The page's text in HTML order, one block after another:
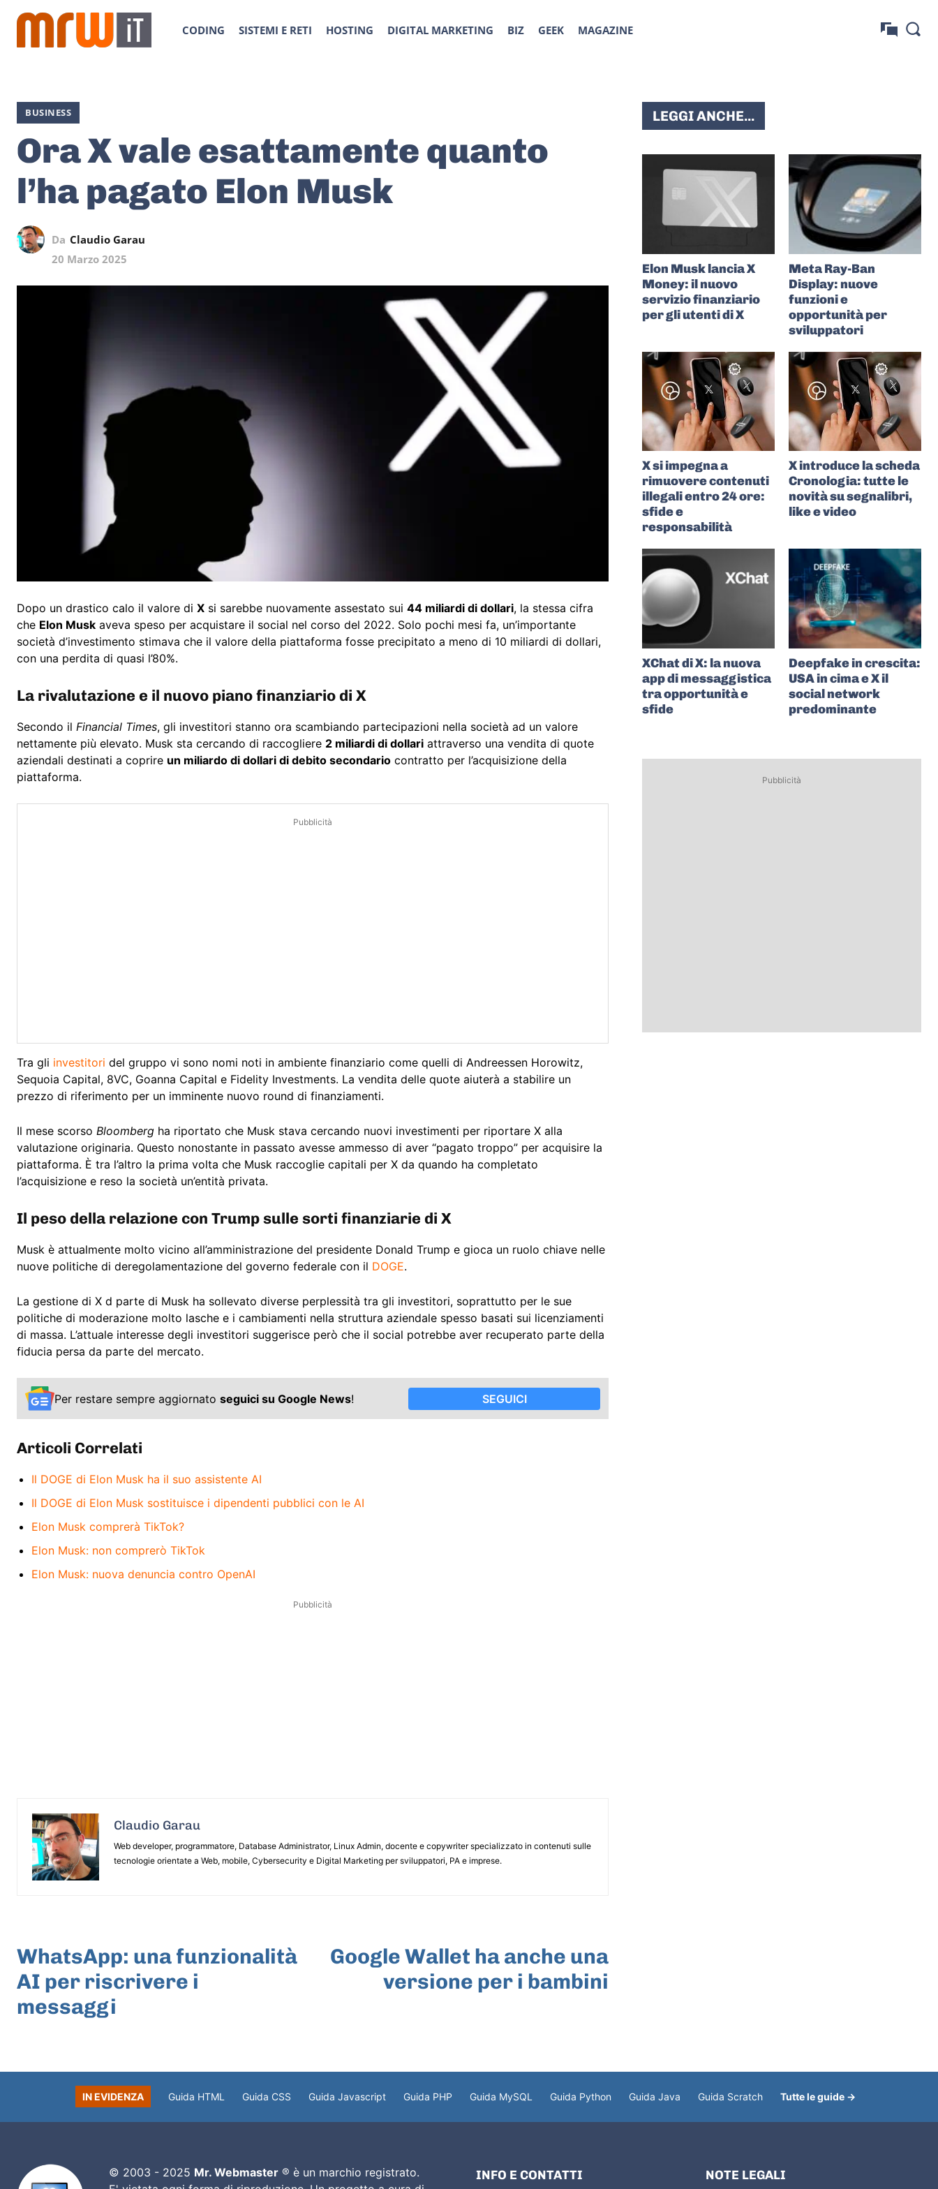
CODING SISTEMI E RETI HOSTING DIGITAL MARKETING BIZ GEEK MAGAZINE
BUSINESS
Ora X vale esattamente quanto
l’ha pagato Elon Musk
Da Claudio Garau
20 Marzo 2025
Dopo un drastico calo il valore di X si sarebbe nuovamente assestato sui 44 miliardi di dollari, la stessa cifra
che Elon Musk aveva speso per acquistare il social nel corso del 2022. Solo pochi mesi fa, un’importante
società d’investimento stimava che il valore della piattaforma fosse precipitato a meno di 10 miliardi di dollari,
con una perdita di quasi l’80%.
La rivalutazione e il nuovo piano finanziario di X
Secondo il Financial Times, gli investitori stanno ora scambiando partecipazioni nella società ad un valore
nettamente più elevato. Musk sta cercando di raccogliere 2 miliardi di dollari attraverso una vendita di quote
aziendali destinati a coprire un miliardo di dollari di debito secondario contratto per l’acquisizione della
piattaforma.
Pubblicità
Tra gli investitori del gruppo vi sono nomi noti in ambiente finanziario come quelli di Andreessen Horowitz,
Sequoia Capital, 8VC, Goanna Capital e Fidelity Investments. La vendita delle quote aiuterà a stabilire un
prezzo di riferimento per un imminente nuovo round di finanziamenti.
Il mese scorso Bloomberg ha riportato che Musk stava cercando nuovi investimenti per riportare X alla
valutazione originaria. Questo nonostante in passato avesse ammesso di aver “pagato troppo” per acquisire la
piattaforma. È tra l’altro la prima volta che Musk raccoglie capitali per X da quando ha completato
l’acquisizione e reso la società un’entità privata.
Il peso della relazione con Trump sulle sorti finanziarie di X
Musk è attualmente molto vicino all’amministrazione del presidente Donald Trump e gioca un ruolo chiave nelle
nuove politiche di deregolamentazione del governo federale con il DOGE.
La gestione di X d parte di Musk ha sollevato diverse perplessità tra gli investitori, soprattutto per le sue
politiche di moderazione molto lasche e i cambiamenti nella struttura aziendale spesso basati sui licenziamenti
di massa. L’attuale interesse degli investitori suggerisce però che il social potrebbe aver recuperato parte della
fiducia persa da parte del mercato.
Per restare sempre aggiornato seguici su Google News! SEGUICI
Articoli Correlati
Il DOGE di Elon Musk ha il suo assistente AI
Il DOGE di Elon Musk sostituisce i dipendenti pubblici con le AI
Elon Musk comprerà TikTok?
Elon Musk: non comprerò TikTok
Elon Musk: nuova denuncia contro OpenAI
Pubblicità
Claudio Garau
Web developer, programmatore, Database Administrator, Linux Admin, docente e copywriter specializzato in contenuti sulle
tecnologie orientate a Web, mobile, Cybersecurity e Digital Marketing per sviluppatori, PA e imprese.
WhatsApp: una funzionalità
AI per riscrivere i
messaggi
Google Wallet ha anche una
versione per i bambini
LEGGI ANCHE...
Elon Musk lancia X
Money: il nuovo
servizio finanziario
per gli utenti di X
Meta Ray-Ban
Display: nuove
funzioni e
opportunità per
sviluppatori
X si impegna a
rimuovere contenuti
illegali entro 24 ore:
sfide e
responsabilità
X introduce la scheda
Cronologia: tutte le
novità su segnalibri,
like e video
XChat di X: la nuova
app di messaggistica
tra opportunità e
sfide
Deepfake in crescita:
USA in cima e X il
social network
predominante
Pubblicità
IN EVIDENZA Guida HTML Guida CSS Guida Javascript Guida PHP Guida MySQL Guida Python Guida Java Guida Scratch Tutte le guide →
© 2003 - 2025 Mr. Webmaster® è un marchio registrato.
INFO E CONTATTI NOTE LEGALI